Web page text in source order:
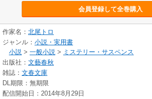
会員登録して全巻購入
作家名： 北尾トロ
ジャンル： 小説・実用書
小説 > 一般小説 > ミステリー・サスペンス
出版社： 文藝春秋
雑誌： 文春文庫
DL期限：無期限
配信開始日：2014年8月29日